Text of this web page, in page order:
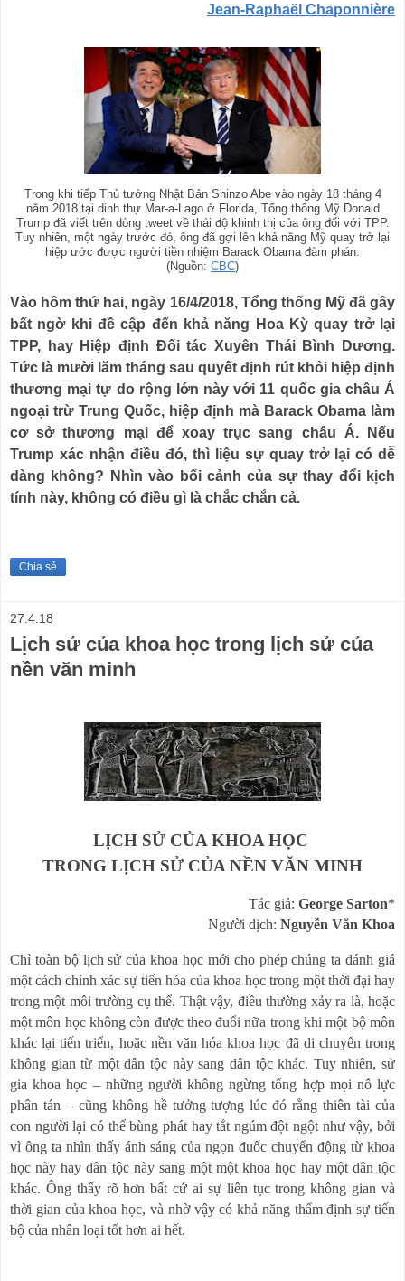
Jean-Raphaël Chaponnière
Trong khi tiếp Thủ tướng Nhật Bản Shinzo Abe vào ngày 18 tháng 4
năm 2018 tại dinh thự Mar-a-Lago ở Florida, Tổng thống Mỹ Donald
Trump đã viết trên dòng tweet về thái độ khinh thị của ông đối với TPP.
Tuy nhiên, một ngày trước đó, ông đã gợi lên khả năng Mỹ quay trở lại
hiệp ước được người tiền nhiệm Barack Obama đàm phán.
(Nguồn: CBC)
Vào hôm thứ hai, ngày 16/4/2018, Tổng thống Mỹ đã gây
bất ngờ khi đề cập đến khả năng Hoa Kỳ quay trở lại
TPP, hay Hiệp định Đối tác Xuyên Thái Bình Dương.
Tức là mười lăm tháng sau quyết định rút khỏi hiệp định
thương mại tự do rộng lớn này với 11 quốc gia châu Á
ngoại trừ Trung Quốc, hiệp định mà Barack Obama làm
cơ sở thương mại để xoay trục sang châu Á. Nếu
Trump xác nhận điều đó, thì liệu sự quay trở lại có dễ
dàng không? Nhìn vào bối cảnh của sự thay đổi kịch
tính này, không có điều gì là chắc chắn cả.
Chia sẻ
27.4.18
Lịch sử của khoa học trong lịch sử của
nền văn minh
LỊCH SỬ CỦA KHOA HỌC
TRONG LỊCH SỬ CỦA NỀN VĂN MINH
Tác giả: George Sarton*
Người dịch: Nguyễn Văn Khoa
Chỉ toàn bộ lịch sử của khoa học mới cho phép chúng ta đánh giá
một cách chính xác sự tiến hóa của khoa học trong một thời đại hay
trong một môi trường cụ thể. Thật vậy, điều thường xảy ra là, hoặc
một môn học không còn được theo đuổi nữa trong khi một bộ môn
khác lại tiến triển, hoặc nền văn hóa khoa học đã di chuyển trong
không gian từ một dân tộc này sang dân tộc khác. Tuy nhiên, sử
gia khoa học – những người không ngừng tổng hợp mọi nỗ lực
phân tán – cũng không hề tưởng tượng lúc đó rằng thiên tài của
con người lại có thể bùng phát hay tắt ngúm đột ngột như vậy, bởi
vì ông ta nhìn thấy ánh sáng của ngọn đuốc chuyển động từ khoa
học này hay dân tộc này sang một một khoa học hay một dân tộc
khác. Ông thấy rõ hơn bất cứ ai sự liên tục trong không gian và
thời gian của khoa học, và nhờ vậy có khả năng thẩm định sự tiến
bộ của nhân loại tốt hơn ai hết.